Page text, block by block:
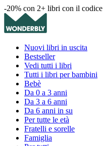
-20% con 2+ libri con il codice
Nuovi libri in uscita
Bestseller
Vedi tutti i libri
Tutti i libri per bambini
Bebè
Da 0 a 3 anni
Da 3 a 6 anni
Da 6 anni in su
Per tutte le età
Fratelli e sorelle
Famiglia